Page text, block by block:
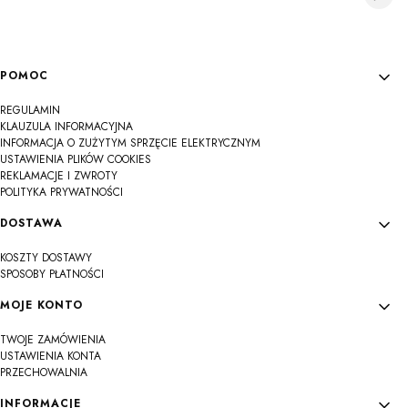
Linki w stopce
POMOC
REGULAMIN
KLAUZULA INFORMACYJNA
INFORMACJA O ZUŻYTYM SPRZĘCIE ELEKTRYCZNYM
USTAWIENIA PLIKÓW COOKIES
REKLAMACJE I ZWROTY
POLITYKA PRYWATNOŚCI
DOSTAWA
KOSZTY DOSTAWY
SPOSOBY PŁATNOŚCI
MOJE KONTO
TWOJE ZAMÓWIENIA
USTAWIENIA KONTA
PRZECHOWALNIA
INFORMACJE